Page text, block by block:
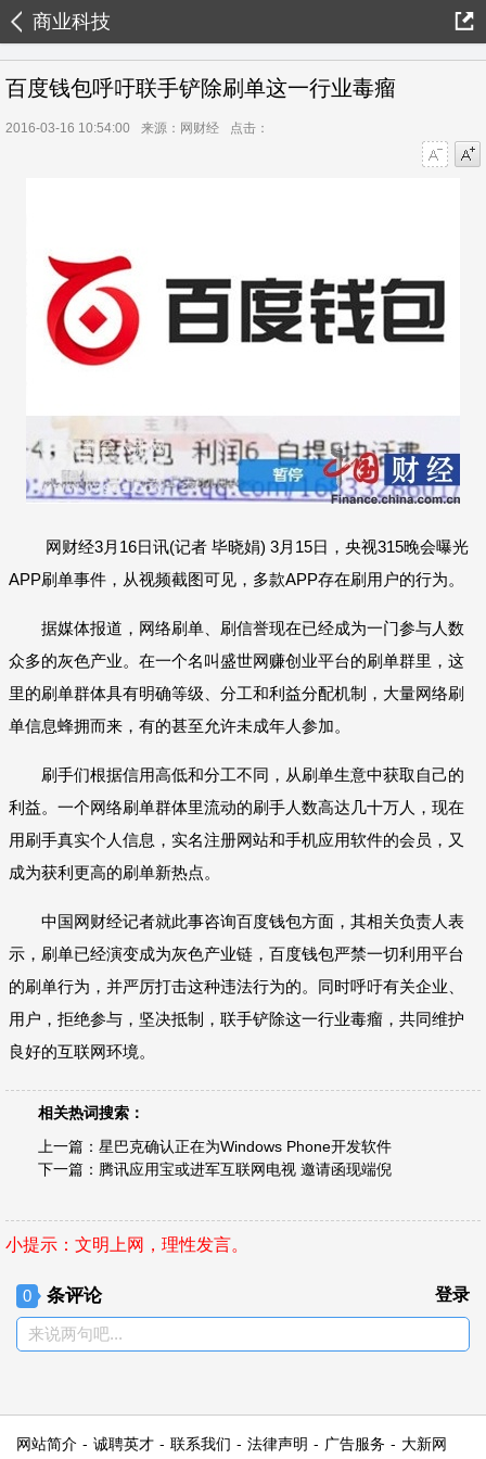
商业科技
百度钱包呼吁联手铲除刷单这一行业毒瘤
2016-03-16 10:54:00 来源：网财经
点击：
网财经3月16日讯(记者 毕晓娟) 3月15日，央视315晚会曝光
APP刷单事件，从视频截图可见，多款APP存在刷用户的行为。
据媒体报道，网络刷单、刷信誉现在已经成为一门参与人数
众多的灰色产业。在一个名叫盛世网赚创业平台的刷单群里，这
里的刷单群体具有明确等级、分工和利益分配机制，大量网络刷
单信息蜂拥而来，有的甚至允许未成年人参加。
刷手们根据信用高低和分工不同，从刷单生意中获取自己的
利益。一个网络刷单群体里流动的刷手人数高达几十万人，现在
用刷手真实个人信息，实名注册网站和手机应用软件的会员，又
成为获利更高的刷单新热点。
中国网财经记者就此事咨询百度钱包方面，其相关负责人表
示，刷单已经演变成为灰色产业链，百度钱包严禁一切利用平台
的刷单行为，并严厉打击这种违法行为的。同时呼吁有关企业、
用户，拒绝参与，坚决抵制，联手铲除这一行业毒瘤，共同维护
良好的互联网环境。
相关热词搜索：
上一篇： 星巴克确认正在为Windows Phone开发软件
下一篇： 腾讯应用宝或进军互联网电视 邀请函现端倪
小提示：文明上网，理性发言。
0 条评论 登录
来说两句吧...
网站简介 - 诚聘英才 - 联系我们 - 法律声明 - 广告服务 - 大新网